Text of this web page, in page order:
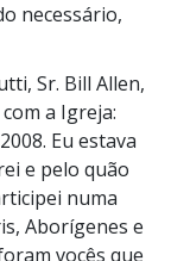
necessário,
Sr. Bill Allen,
a Igreja:
Eu estava
e pelo quão
numa
Aborígenes e
vocês que